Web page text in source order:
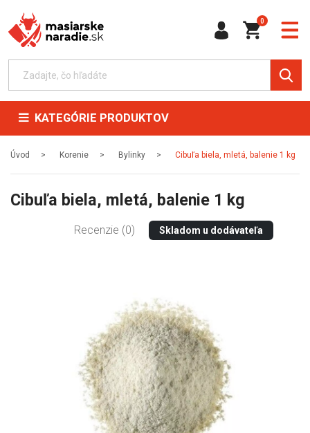
0
KATEGÓRIE PRODUKTOV
Úvod Korenie Bylinky Cibuľa biela, mletá, balenie 1 kg
Cibuľa biela, mletá, balenie 1 kg
Recenzie (0) Skladom u dodávateľa